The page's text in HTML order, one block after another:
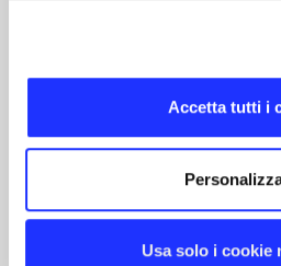
Accetta tutti i
Usa solo i cookie
Un tocco
controllo
I comandi touch
chiamate e musica con
gesto. Dotate di
gestire le chiamate e